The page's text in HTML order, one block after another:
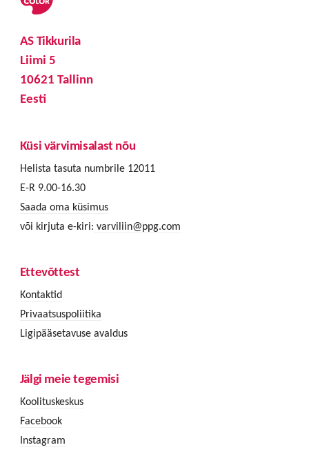
AS Tikkurila
Liimi 5
10621 Tallinn
Eesti
Küsi värvimisalast nõu
Helista tasuta numbrile 12011
E-R 9.00-16.30
Saada oma küsimus
või kirjuta e-kiri: varviliin@ppg.com
Ettevõttest
Kontaktid
Privaatsuspoliitika
Ligipääsetavuse avaldus
Jälgi meie tegemisi
Koolituskeskus
Facebook
Instagram